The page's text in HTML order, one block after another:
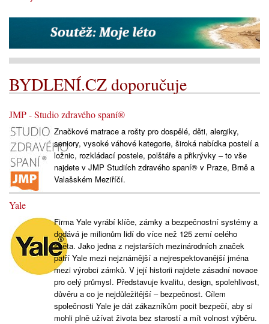
BYDLENÍ.CZ doporučuje
JMP - Studio zdravého spaní®
Značkové matrace a rošty pro dospělé, děti, alergiky,
seniory, vysoké váhové kategorie, široká nabídka postelí a
ložnic, rozkládací postele, polštáře a přikrývky – to vše
najdete v JMP Studiích zdravého spaní® v Praze, Brně a
Valašském Meziříčí.
Yale
Firma Yale vyrábí klíče, zámky a bezpečnostní systémy a
dodává je milionům lidí do více než 125 zemí celého
světa. Jako jedna z nejstarších mezinárodních značek
patří Yale mezi nejznámější a nejrespektovanější jména
mezi výrobci zámků. V její historii najdete zásadní novace
pro celý průmysl. Představuje kvalitu, design, spolehlivost,
důvěru a co je nejdůležitější – bezpečnost. Cílem
společnosti Yale je dát zákazníkům pocit bezpečí, aby si
mohli plně užívat života bez starostí a mít volnost výběru.